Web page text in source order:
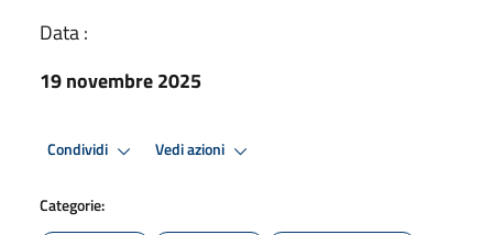
Data :
19 novembre 2025
Condividi Vedi azioni
Categorie: